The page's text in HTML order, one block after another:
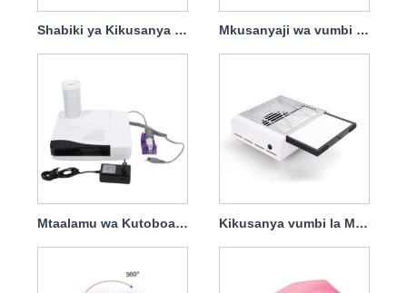
Shabiki ya Kikusanya vumbi la Kucha ya 68w Yenye Kichujio Mkusanyaji wa vumbi la misumari wa 60w na Begi Imejengwa Ndani ya Jedwali Rahisi Kukusanya
Mtaalamu wa Kutoboa Vumbi 2 Katika Kucha 1 30000rpm 60w Kikusanya vumbi la Msumari wa 45w Kubwa Kwa Kichujio